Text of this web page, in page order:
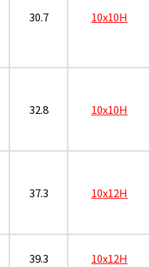
30.7 10x10H
32.8 10x10H
37.3 10x12H
39.3 10x12H